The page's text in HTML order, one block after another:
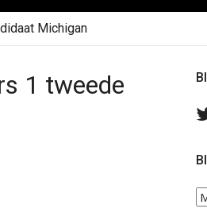
Michigan
1 tweede